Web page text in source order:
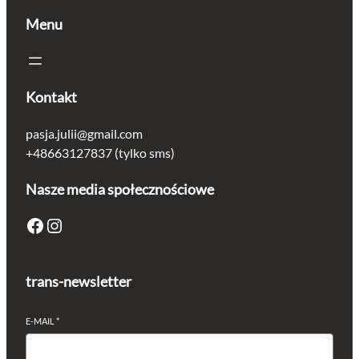
Menu
Kontakt
pasja.julii@gmail.com
+48663127837 (tylko sms)
Nasze media społecznościowe
Facebook Instagram
trans-newsletter
E-MAIL *